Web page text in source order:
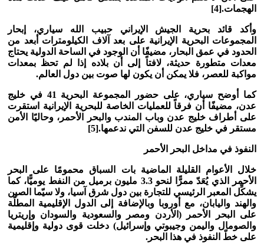
الهجمات.
[4]
وأكد قائد بحرية الجيش الإيراني حبيب الله سياري، إبحار
المجموعات البحرية الإيرانية على بعد آلاف الكيلومترات أبعد من
الحدود في عمق البحار، مضيفًا أن الوجود في الساحة الدولية يحتاج
معدات متطورة حديثة، لافتاً إلى أن بلاده إذا لم تحظ بمعدات
مواكبة للعصر، فلا يمكن أن يكون لها صوت بين دول العالم.
كما أوضح سياري، على حضور المجموعة البحرية 41 في خليج
عدن، مضيفًا أن فرقاً للعمليات الخاصة للبحرية الإيرانية استقرت
على أطراف خليج عدن وباب المندب والبحر الأحمر، وحاليًا الأمن
مستقر في خليج عدن للسفن التي ندعمها.
[5]
النفوذ في مداخل البحر الأحمر
خلال الأعوام القليلة الماضية بات السباق محمومًا على البحر
الأحمر الذي يُعَدّ ممرًّا لنحو 3.3 مليون برميل من النفط يوميًّا، كما
يشكِّل المعبر الرئيسي للتجارة بين دول شرق آسيا، ولا سيّما الصين
والهند واليابان، مع أوروبا وبالإضافة إلى الدول الإقليمية المطلّة
على البحر الأحمر (الأردن ومصر والسعودية والسودان وإريتريا
والصومال واليمن وجيبوتي وإسرائيل) دخلت قوى دولية وإقليمية
على خطّ النفوذ في هذا البحر.